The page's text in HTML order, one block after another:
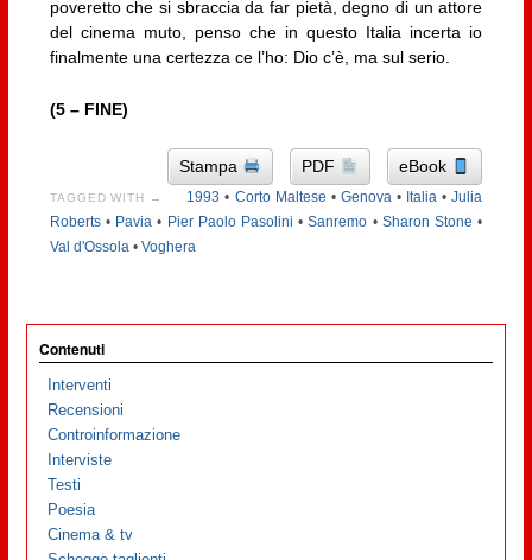
poveretto che si sbraccia da far pietà, degno di un attore
del cinema muto, penso che in questo Italia incerta io
finalmente una certezza ce l’ho: Dio c’è, ma sul serio.
(5 – FINE)
Stampa PDF eBook
TAGGED WITH → 1993 • Corto Maltese • Genova• Italia •Julia
Roberts• Pavia • Pier Paolo Pasolini •Sanremo • Sharon Stone •
Val d'Ossola• Voghera
Contenuti
Interventi
Recensioni
Controinformazione
Interviste
Testi
Poesia
Cinema & tv